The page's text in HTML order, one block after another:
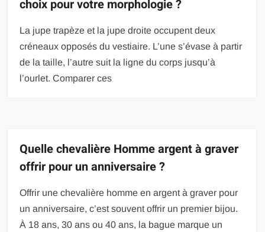
choix pour votre morphologie ?
La jupe trapèze et la jupe droite occupent deux
créneaux opposés du vestiaire. L’une s’évase à partir
de la taille, l’autre suit la ligne du corps jusqu’à
l’ourlet. Comparer ces
Quelle chevalière Homme argent à graver
offrir pour un anniversaire ?
Offrir une chevalière homme en argent à graver pour
un anniversaire, c’est souvent offrir un premier bijou.
À 18 ans, 30 ans ou 40 ans, la bague marque un